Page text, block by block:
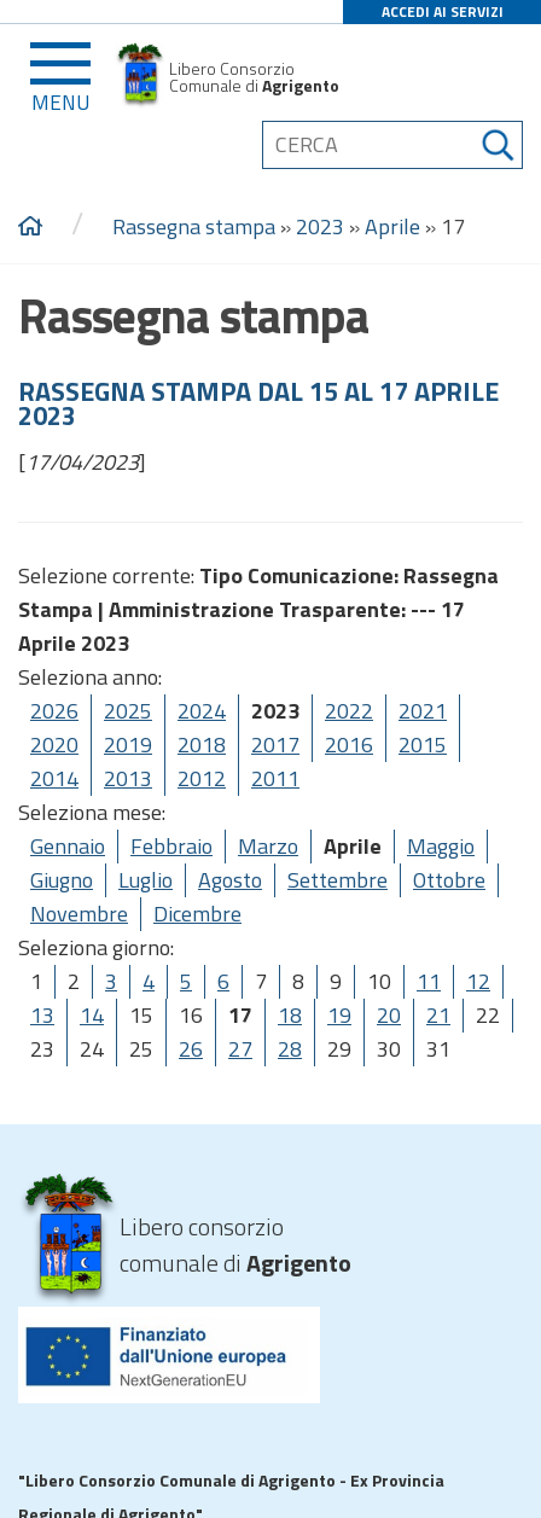
ACCEDI AI SERVIZI
MENU
Libero Consorzio
Comunale diAgrigento
/ Rassegna stampa»2023 »Aprile » 17
Rassegna stampa
RASSEGNA STAMPA DAL 15 AL 17 APRILE
2023
[17/04/2023]
Selezione corrente: Tipo Comunicazione: Rassegna
Stampa |Amministrazione Trasparente: --- 17
Aprile 2023
Seleziona anno:
2026
2025 2024 2023 2022
2021
2020
2019 2018 2017 2016
2015
2014
2013 2012
2011
Seleziona mese:
Gennaio
Febbraio Marzo Aprile
Maggio
Giugno
Luglio Agosto Settembre
Ottobre
Novembre
Dicembre
Seleziona giorno:
1
2 3 4 5 6 7 8 9 10 11
12
13
14 15 16 17 18 19 20 21
22
23
24 25 26 27 28 29 30 31
Libero consorzio
comunale diAgrigento
"Libero Consorzio Comunale di Agrigento - Ex Provincia